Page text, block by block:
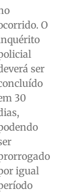
O
ser
30
igual